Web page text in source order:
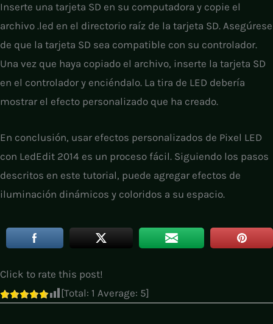
Inserte una tarjeta SD en su computadora y copie el
archivo .led en el directorio raíz de la tarjeta SD. Asegúrese
de que la tarjeta SD sea compatible con su controlador.
Una vez que haya copiado el archivo, inserte la tarjeta SD
en el controlador y enciéndalo. La tira de LED debería
mostrar el efecto personalizado que ha creado.
En conclusión, usar efectos personalizados de Pixel LED
con LedEdit 2014 es un proceso fácil. Siguiendo los pasos
descritos en este tutorial, puede agregar efectos de
iluminación dinámicos y coloridos a su espacio.
Click to rate this post!
[Total: 1 Average: 5]